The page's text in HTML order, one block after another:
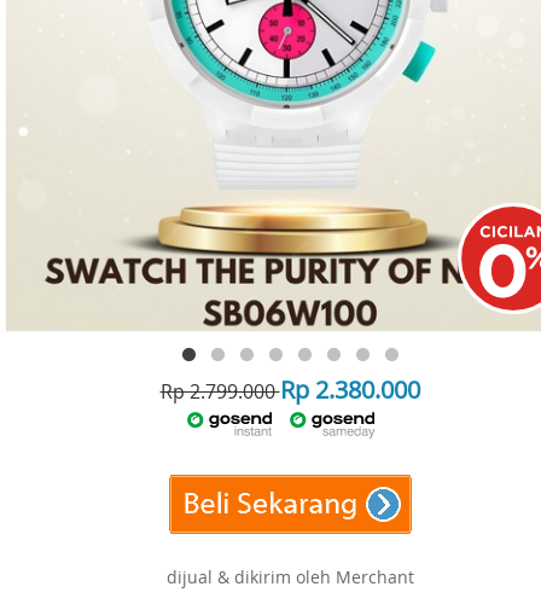
Rp 2.799.000Rp 2.380.000
dijual & dikirim oleh Merchant